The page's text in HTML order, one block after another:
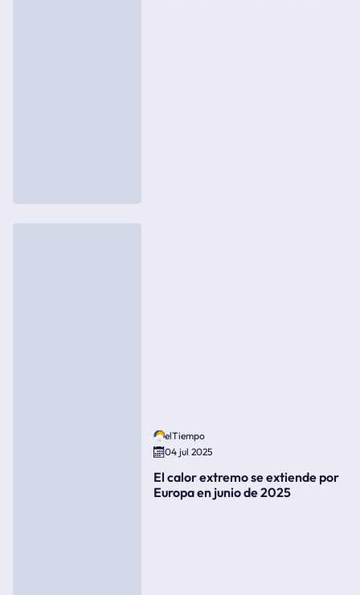
elTiempo
04 jul 2025
El calor extremo se extiende por
Europa en junio de 2025